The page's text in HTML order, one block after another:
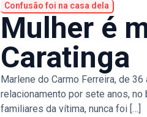
Confusão foi na casa dela
Mulher é
Caratinga
Marlene do Carmo Ferreira, de
relacionamento por sete anos, no
familiares da vítima, nunca foi […]